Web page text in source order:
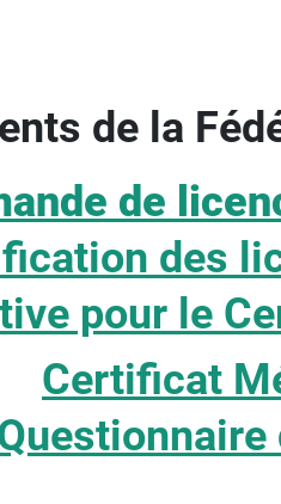
de la
de
des
pour le
Certificat